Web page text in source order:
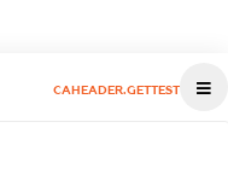
CAHEADER.GETTEST